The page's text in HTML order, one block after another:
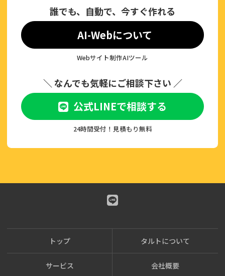
誰でも、自動で、今すぐ作れる
AI-Webについて
Webサイト制作AIツール
＼ なんでも気軽にご相談下さい ／
公式LINEで相談する
24時間受付！見積もり無料
トップ タルトについて
サービス 会社概要